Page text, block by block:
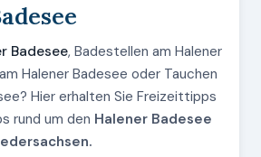
Badesee, Badestellen am Halener
Halener Badesee oder Tauchen
Hier erhalten Sie Freizeittipps
rund um den Halener Badesee